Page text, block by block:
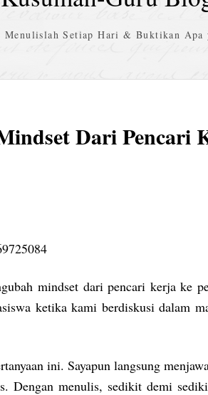
Menulislah Setiap Hari & Buktikan Apa
Dari Pencari
mindset dari pencari kerja ke
ketika kami berdiskusi dalam
ini. Sayapun langsung
Dengan menulis, sedikit demi